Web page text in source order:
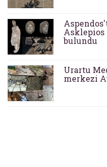
Asklepios
bulundu
Urartu
merkezi